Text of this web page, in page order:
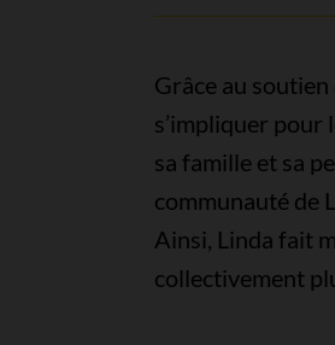
Grâce au
s’impliquer pour
sa famille et sa
communauté de
Ainsi, Linda fait
collectivement